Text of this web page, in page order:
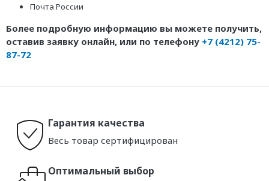
Почта России
Более подробную информацию вы можете получить,
оставив заявку онлайн, или по телефону +7 (4212) 75-
87-72
Гарантия качества
Весь товар сертифицирован
Оптимальный выбор